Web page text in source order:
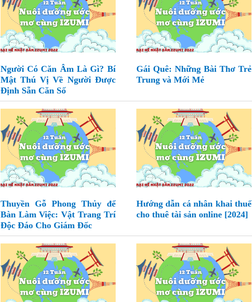
Người Có Căn Âm Là Gì? Bí
Mật Thú Vị Về Người Được
Định Sẵn Căn Số
Gái Quê: Những Bài Thơ Trẻ
Trung và Mới Mẻ
Thuyền Gỗ Phong Thủy để
Bàn Làm Việc: Vật Trang Trí
Độc Đáo Cho Giám Đốc
Hướng dẫn cá nhân khai thuế
cho thuê tài sản online [2024]